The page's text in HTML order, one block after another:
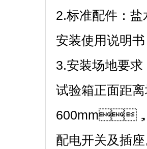
2.标准配件：盐水
安装使用说明书
3.安装场地要求
试验箱正面距
600mm，
配电开关及插座